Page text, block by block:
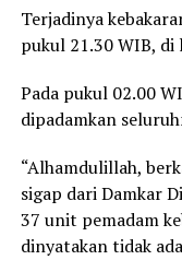
Terjadinya
pukul 21.30 WIB,
Pada pukul 02.00
dipadamkan
“Alhamdulillah,
sigap dari Damkar
37 unit pemadam
dinyatakan tidak